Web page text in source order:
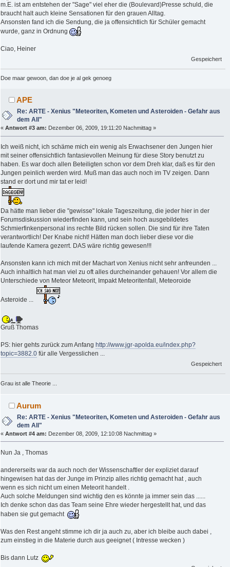
m.E. ist am entstehen der "Sage" viel eher die (Boulevard)Presse schuld, die
braucht halt auch kleine Sensationen für den grauen Alltag.
Ansonsten fand ich die Sendung, die ja offensichtlich für Schüler gemacht
wurde, ganz in Ordnung
Ciao, Heiner
Gespeichert
Doe maar gewoon, dan doe je al gek genoeg
APE
Re: ARTE - Xenius "Meteoriten, Kometen und Asteroiden - Gefahr aus
dem All"
« Antwort #3 am: Dezember 06, 2009, 19:11:20 Nachmittag »
Ich weiß nicht, ich schäme mich ein wenig als Erwachsener den Jungen hier
mit seiner offensichtlich fantasievollen Meinung für diese Story benutzt zu
haben. Es war doch allen Beteiligten schon vor dem Dreh klar, daß es für den
Jungen peinlich werden wird. Muß man das auch noch im TV zeigen. Dann
stand er dort und mir tat er leid!
Da hätte man lieber die "gewisse" lokale Tageszeitung, die jeder hier in der
Forumsdiskussion wiederfinden kann, und sein hoch ausgebildetes
Schmierfinkenpersonal ins rechte Bild rücken sollen. Die sind für ihre Taten
verantwortlich! Der Knabe nicht! Hätten man doch lieber diese vor die
laufende Kamera gezerrt. DAS wäre richtig gewesen!!!
Ansonsten kann ich mich mit der Machart von Xenius nicht sehr anfreunden ...
Auch inhaltlich hat man viel zu oft alles durcheinander gehauen! Vor allem die
Unterschiede von Meteor Meteorit, Impakt Meteoritenfall, Meteoroide
Asteroide ...
Gruß Thomas
PS: hier gehts zurück zum Anfang http://www.jgr-apolda.eu/index.php?
topic=3882.0 für alle Vergesslichen ...
Gespeichert
Grau ist alle Theorie ...
Aurum
Re: ARTE - Xenius "Meteoriten, Kometen und Asteroiden - Gefahr aus
dem All"
« Antwort #4 am: Dezember 08, 2009, 12:10:08 Nachmittag »
Nun Ja , Thomas
andererseits war da auch noch der Wissenschaftler der expliziet darauf
hingewisen hat das der Junge im Prinzip alles richtig gemacht hat , auch
wenn es sich nicht um einen Meteorit handelt .
Auch solche Meldungen sind wichtig den es könnte ja immer sein das ......
Ich denke schon das das Team seine Ehre wieder hergestellt hat, und das
haben sie gut gemacht
Was den Rest angeht stimme ich dir ja auch zu, aber ich bleibe auch dabei ,
zum einstieg in die Materie durch aus geeignet ( Intresse wecken )
Bis dann Lutz